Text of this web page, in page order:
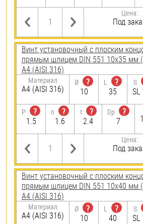
Цена:
Под
Винт установочный с плоским
прямым шлицем DIN 551 10х35 мм
A4 (AISI 316)
Материал
A4 (AISI 316)
Ø
?
10
L
?
35
S
SL
P
?
1.5
n
?
1.6
t
?
2.4
Dp
?
7
Цена:
Под
Винт установочный с плоским
прямым шлицем DIN 551 10х40 мм
A4 (AISI 316)
Материал
A4 (AISI 316)
Ø
?
10
L
?
40
S
SL